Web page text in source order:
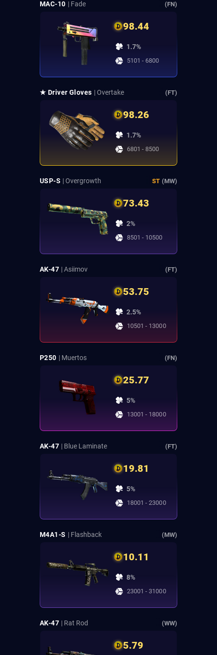
MAC-10 | Fade (FN)
98.44
1.7%
5101 - 6800
★ Driver Gloves | Overtake (FT)
98.26
1.7%
6801 - 8500
USP-S | Overgrowth ST (MW)
73.43
2%
8501 - 10500
AK-47 | Asiimov (FT)
53.75
2.5%
10501 - 13000
P250 | Muertos (FN)
25.77
5%
13001 - 18000
AK-47 | Blue Laminate (FT)
19.81
5%
18001 - 23000
M4A1-S | Flashback (MW)
10.11
8%
23001 - 31000
AK-47 | Rat Rod (WW)
5.79